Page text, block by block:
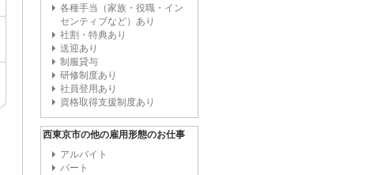
各種手当（家族・役職・イン
センティブなど）あり
社割・特典あり
送迎あり
制服貸与
研修制度あり
社員登用あり
資格取得支援制度あり
西東京市の他の雇用形態のお仕事
アルバイト
パート